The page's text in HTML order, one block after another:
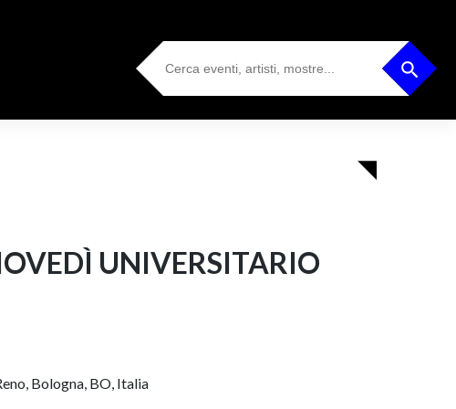
Search
for:
Search Button
UNIVERSITARIO
Bologna, BO, Italia